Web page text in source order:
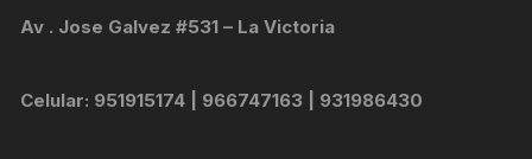
Av . Jose Galvez #531 – La Victoria
Celular: 951915174 | 966747163 | 931986430